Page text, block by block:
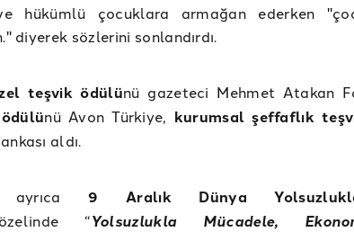
hükümlü çocuklara armağan ederken
diyerek sözlerini sonlandırdı.
teşvik ödülünü gazeteci Mehmet Atakan
nü Avon Türkiye, kurumsal şeffaflık
aldı.
ayrıca9 Aralık Dünya
özelinde “Yolsuzlukla Mücadele,